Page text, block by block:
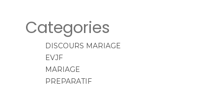
Categories
DISCOURS MARIAGE
EVJF
MARIAGE
PREPARATIF